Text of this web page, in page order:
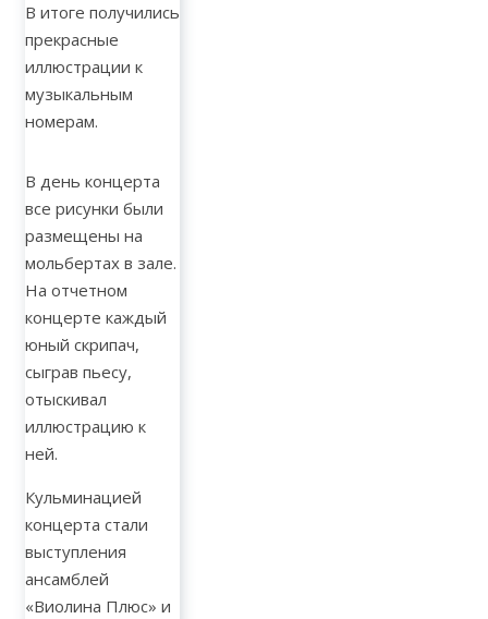
В итоге получились
прекрасные
иллюстрации к
музыкальным
номерам.
В день концерта
все рисунки были
размещены на
мольбертах в зале.
На отчетном
концерте каждый
юный скрипач,
сыграв пьесу,
отыскивал
иллюстрацию к
ней.
Кульминацией
концерта стали
выступления
ансамблей
«Виолина Плюс» и